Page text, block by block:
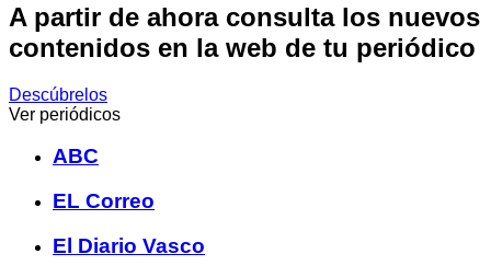
A partir de ahora consulta los nuevos
contenidos en la web de tu periódico
Descúbrelos
Ver periódicos
ABC
EL Correo
El Diario Vasco